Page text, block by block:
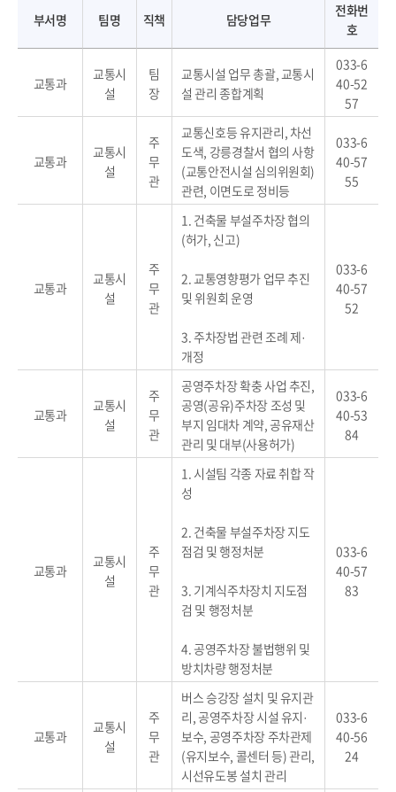
부서명 팀명 직책 담당업무
전화번
호
교통과
교통시
설
팀
장
교통시설 업무 총괄, 교통시
설 관리 종합계획
033-6
40-52
57
교통과
교통시
설
주
무
관
교통신호등 유지관리, 차선
도색, 강릉경찰서 협의 사항
(교통안전시설 심의위원회)
관련, 이면도로 정비등
033-6
40-57
55
교통과
교통시
설
주
무
관
1. 건축물 부설주차장 협의
(허가, 신고)
2. 교통영향평가 업무 추진
및 위원회 운영
3. 주차장법 관련 조례 제·
개정
033-6
40-57
52
교통과
교통시
설
주
무
관
공영주차장 확충 사업 추진,
공영(공유)주차장 조성 및
부지 임대차 계약, 공유재산
관리 및 대부(사용허가)
033-6
40-53
84
교통과
교통시
설
주
무
관
1. 시설팀 각종 자료 취합 작
성
2. 건축물 부설주차장 지도
점검 및 행정처분
3. 기계식주차장치 지도점
검 및 행정처분
4. 공영주차장 불법행위 및
방치차량 행정처분
033-6
40-57
83
교통과
교통시
설
주
무
관
버스 승강장 설치 및 유지관
리, 공영주차장 시설 유지·
보수, 공영주차장 주차관제
(유지보수, 콜센터 등) 관리,
시선유도봉 설치 관리
033-6
40-56
24